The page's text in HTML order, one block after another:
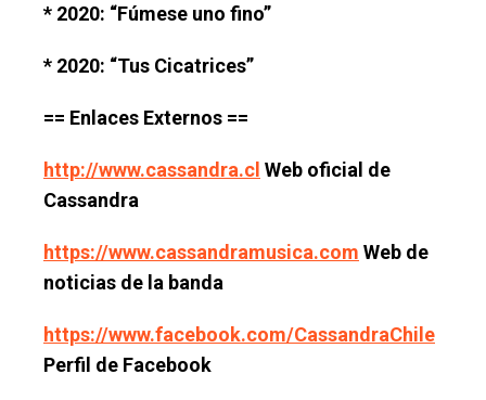
* 2020: “Fúmese uno fino”
* 2020: “Tus Cicatrices”
== Enlaces Externos ==
http://www.cassandra.cl Web oficial de
Cassandra
https://www.cassandramusica.com Web de
noticias de la banda
https://www.facebook.com/CassandraChile
Perfil de Facebook